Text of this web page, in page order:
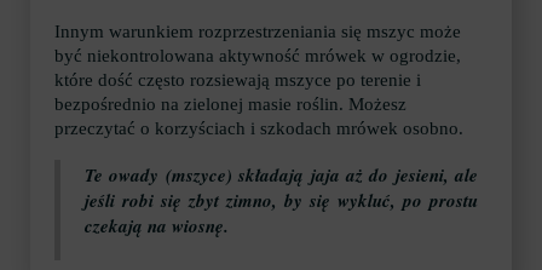
Innym warunkiem rozprzestrzeniania się mszyc może
być niekontrolowana aktywność mrówek w ogrodzie,
które dość często rozsiewają mszyce po terenie i
bezpośrednio na zielonej masie roślin. Możesz
przeczytać o korzyściach i szkodach mrówek osobno.
Te owady (mszyce) składają jaja aż do jesieni, ale
jeśli robi się zbyt zimno, by się wykluć, po prostu
czekają na wiosnę.